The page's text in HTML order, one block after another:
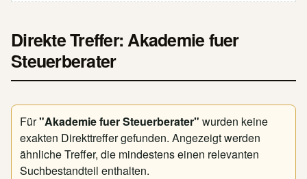
Direkte Treffer: Akademie fuer
Steuerberater
Für"Akademie fuer Steuerberater" wurden keine
exakten Direkttreffer gefunden. Angezeigt werden
ähnliche Treffer, die mindestens einen relevanten
Suchbestandteil enthalten.